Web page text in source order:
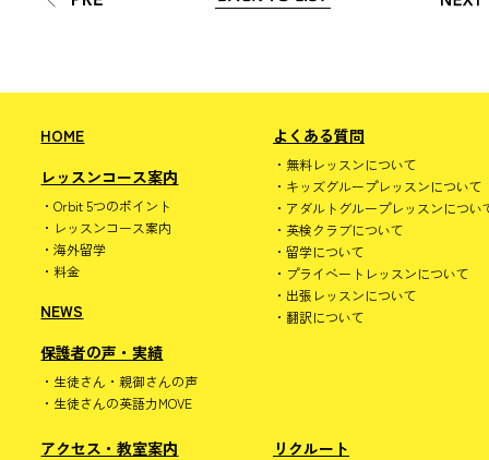
HOME
レッスンコース案内
Orbit 5つのポイント
レッスンコース案内
海外留学
料金
NEWS
保護者の声・実績
生徒さん・親御さんの声
生徒さんの英語力MOVE
よくある質問
無料レッスンについて
キッズグループレッスンについて
アダルトグループレッスンについ
英検クラブについて
留学について
プライベートレッスンについて
出張レッスンについて
翻訳について
アクセス・教室案内
リクルート